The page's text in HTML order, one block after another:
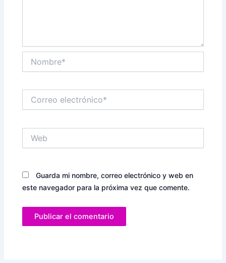
electrónico*
Guarda mi nombre, correo electrónico y web en
este navegador para la próxima vez que comente.